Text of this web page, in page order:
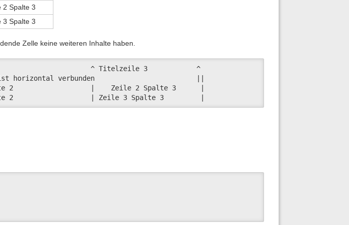
2 Spalte 3
3 Spalte 3
Zelle keine weiteren Inhalte haben.
^ Titelzeile 3            ^
ist horizontal verbunden                         ||
2                   |    Zeile 2 Spalte 3      |
2                   | Zeile 3 Spalte 3         |